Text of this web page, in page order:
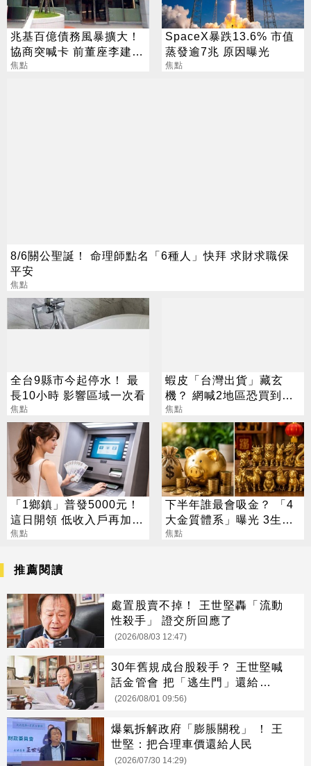
兆基百億債務風暴擴大！
協商突喊卡 前董座李建成
遭檢調搜索
焦點
SpaceX暴跌13.6% 市值
蒸發逾7兆 原因曝光
焦點
8/6關公聖誕！ 命理師點名「6種人」快拜 求財求職保
平安
焦點
全台9縣市今起停水！ 最
長10小時 影響區域一次看
焦點
蝦皮「台灣出貨」藏玄
機？ 網喊2地區恐買到假
貨 專家揭真相
焦點
「1鄉鎮」普發5000元！
這日開領 低收入戶再加碼
2000元
焦點
下半年誰最會吸金？ 「4
大金質體系」曝光 3生肖
偏財旺到「錢自己找上
焦點
推薦閱讀
處置股賣不掉！ 王世堅轟「流動
性殺手」 證交所回應了
(2026/08/03 12:47)
30年舊規成台股殺手？ 王世堅喊
話金管會 把「逃生門」還給投資
人
(2026/08/01 09:56)
爆氣拆解政府「膨脹關稅」 ！ 王
世堅：把合理車價還給人民
(2026/07/30 14:29)